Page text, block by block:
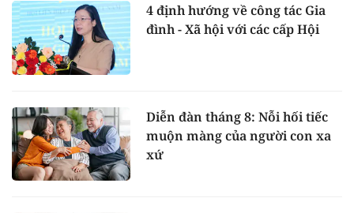
4 định hướng về công tác Gia
đình - Xã hội với các cấp Hội
Diễn đàn tháng 8: Nỗi hối tiếc
muộn màng của người con xa
xứ